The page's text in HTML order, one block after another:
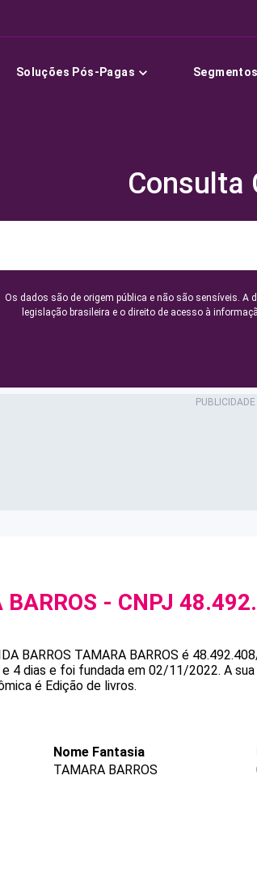
Soluções Pós-Pagas Segmentos
Consulta
Os dados são de origem pública e não são sensíveis. A
legislação brasileira e o direito de acesso à
- CNPJ
BARROS TAMARA BARROS é
e 4 dias e foi fundada em 02/11/2022. A
é Edição de livros.
Nome Fantasia
TAMARA BARROS